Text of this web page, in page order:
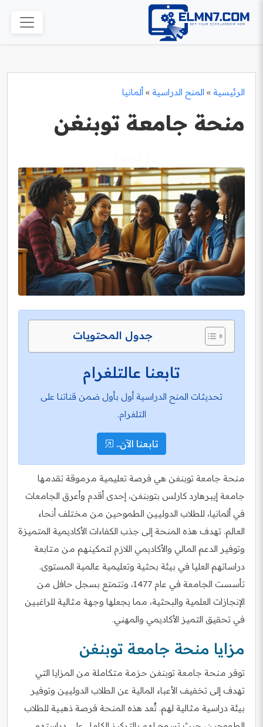
الرئيسية » المنح الدراسية » ألمانيا
منحة جامعة توبنغن
جدول المحتويات
تابعنا عالتلغرام
تحديثات المنح الدراسية أول بأول ضمن قناتنا على
التلغرام.
تابعنا الآن..
منحة جامعة توبنغن هي فرصة تعليمية مرموقة تقدمها
جامعة إيبرهارد كارلس بتوبنغن، إحدى أقدم وأعرق الجامعات
في ألمانيا، للطلاب الدوليين الطموحين من مختلف أنحاء
العالم. تهدف هذه المنحة إلى جذب الكفاءات الأكاديمية المتميزة
وتوفير الدعم المالي والأكاديمي اللازم لتمكينهم من متابعة
دراساتهم العليا في بيئة بحثية وتعليمية عالمية المستوى.
تأسست الجامعة في عام 1477، وتتمتع بسجل حافل من
الإنجازات العلمية والبحثية، مما يجعلها وجهة مثالية للراغبين
في تحقيق التميز الأكاديمي والمهني.
مزايا منحة جامعة توبنغن
توفر منحة جامعة توبنغن حزمة متكاملة من المزايا التي
تهدف إلى تخفيف الأعباء المالية عن الطلاب الدوليين وتوفير
بيئة دراسية مثالية لهم. تُعد هذه المنحة فرصة ذهبية للطلاب